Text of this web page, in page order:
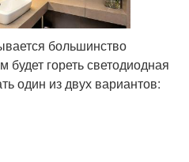
большинство
будет гореть светодиодная
один из двух вариантов: